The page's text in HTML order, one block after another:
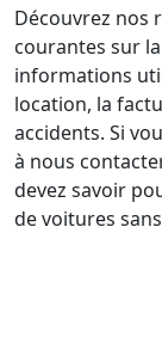
Découvrez nos
courantes sur
informations
location, la
accidents. Si
à nous
devez savoir
de voitures